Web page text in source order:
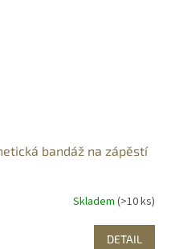
bandáž na zápěstí
Skladem (>10 ks)
DETAIL